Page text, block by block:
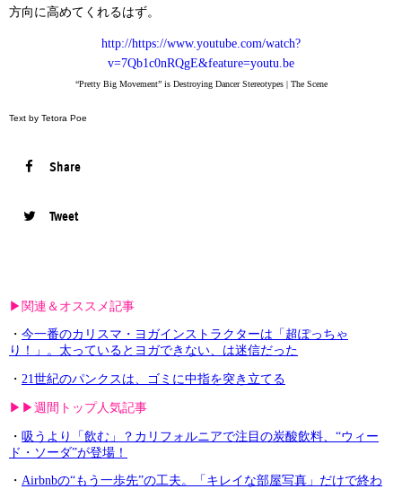
方向に高めてくれるはず。
http://https://www.youtube.com/watch?
v=7Qb1c0nRQgE&feature=youtu.be
“Pretty Big Movement” is Destroying Dancer Stereotypes | The Scene
Text by Tetora Poe
Share
Tweet
▶︎関連＆オススメ記事
・ 今一番のカリスマ・ヨガインストラクターは「超ぽっちゃ
り！」。太っているとヨガできない、は迷信だった
・ 21世紀のパンクスは、ゴミに中指を突き立てる
▶︎▶︎週間トップ人気記事
・ 吸うより「飲む」？カリフォルニアで注目の炭酸飲料、“ウィー
ド・ソーダ”が登場！
・ Airbnbの“もう一歩先”の工夫。「キレイな部屋写真」だけで終わ